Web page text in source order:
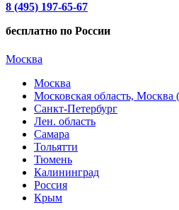
8 (495) 197-65-67
бесплатно по России
Москва
Москва
Московская область,
Санкт-Петербург
Лен. область
Самара
Тольятти
Тюмень
Калининград
Россия
Крым